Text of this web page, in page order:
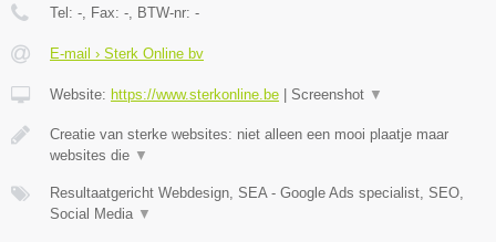
Tel: -, Fax: -, BTW-nr: -
E-mail › Sterk Online bv
Website: https://www.sterkonline.be Screenshot ▼
Creatie van sterke websites: niet alleen een mooi plaatje maar
websites die ▼
Resultaatgericht Webdesign, SEA - Google Ads specialist, SEO,
Social Media ▼